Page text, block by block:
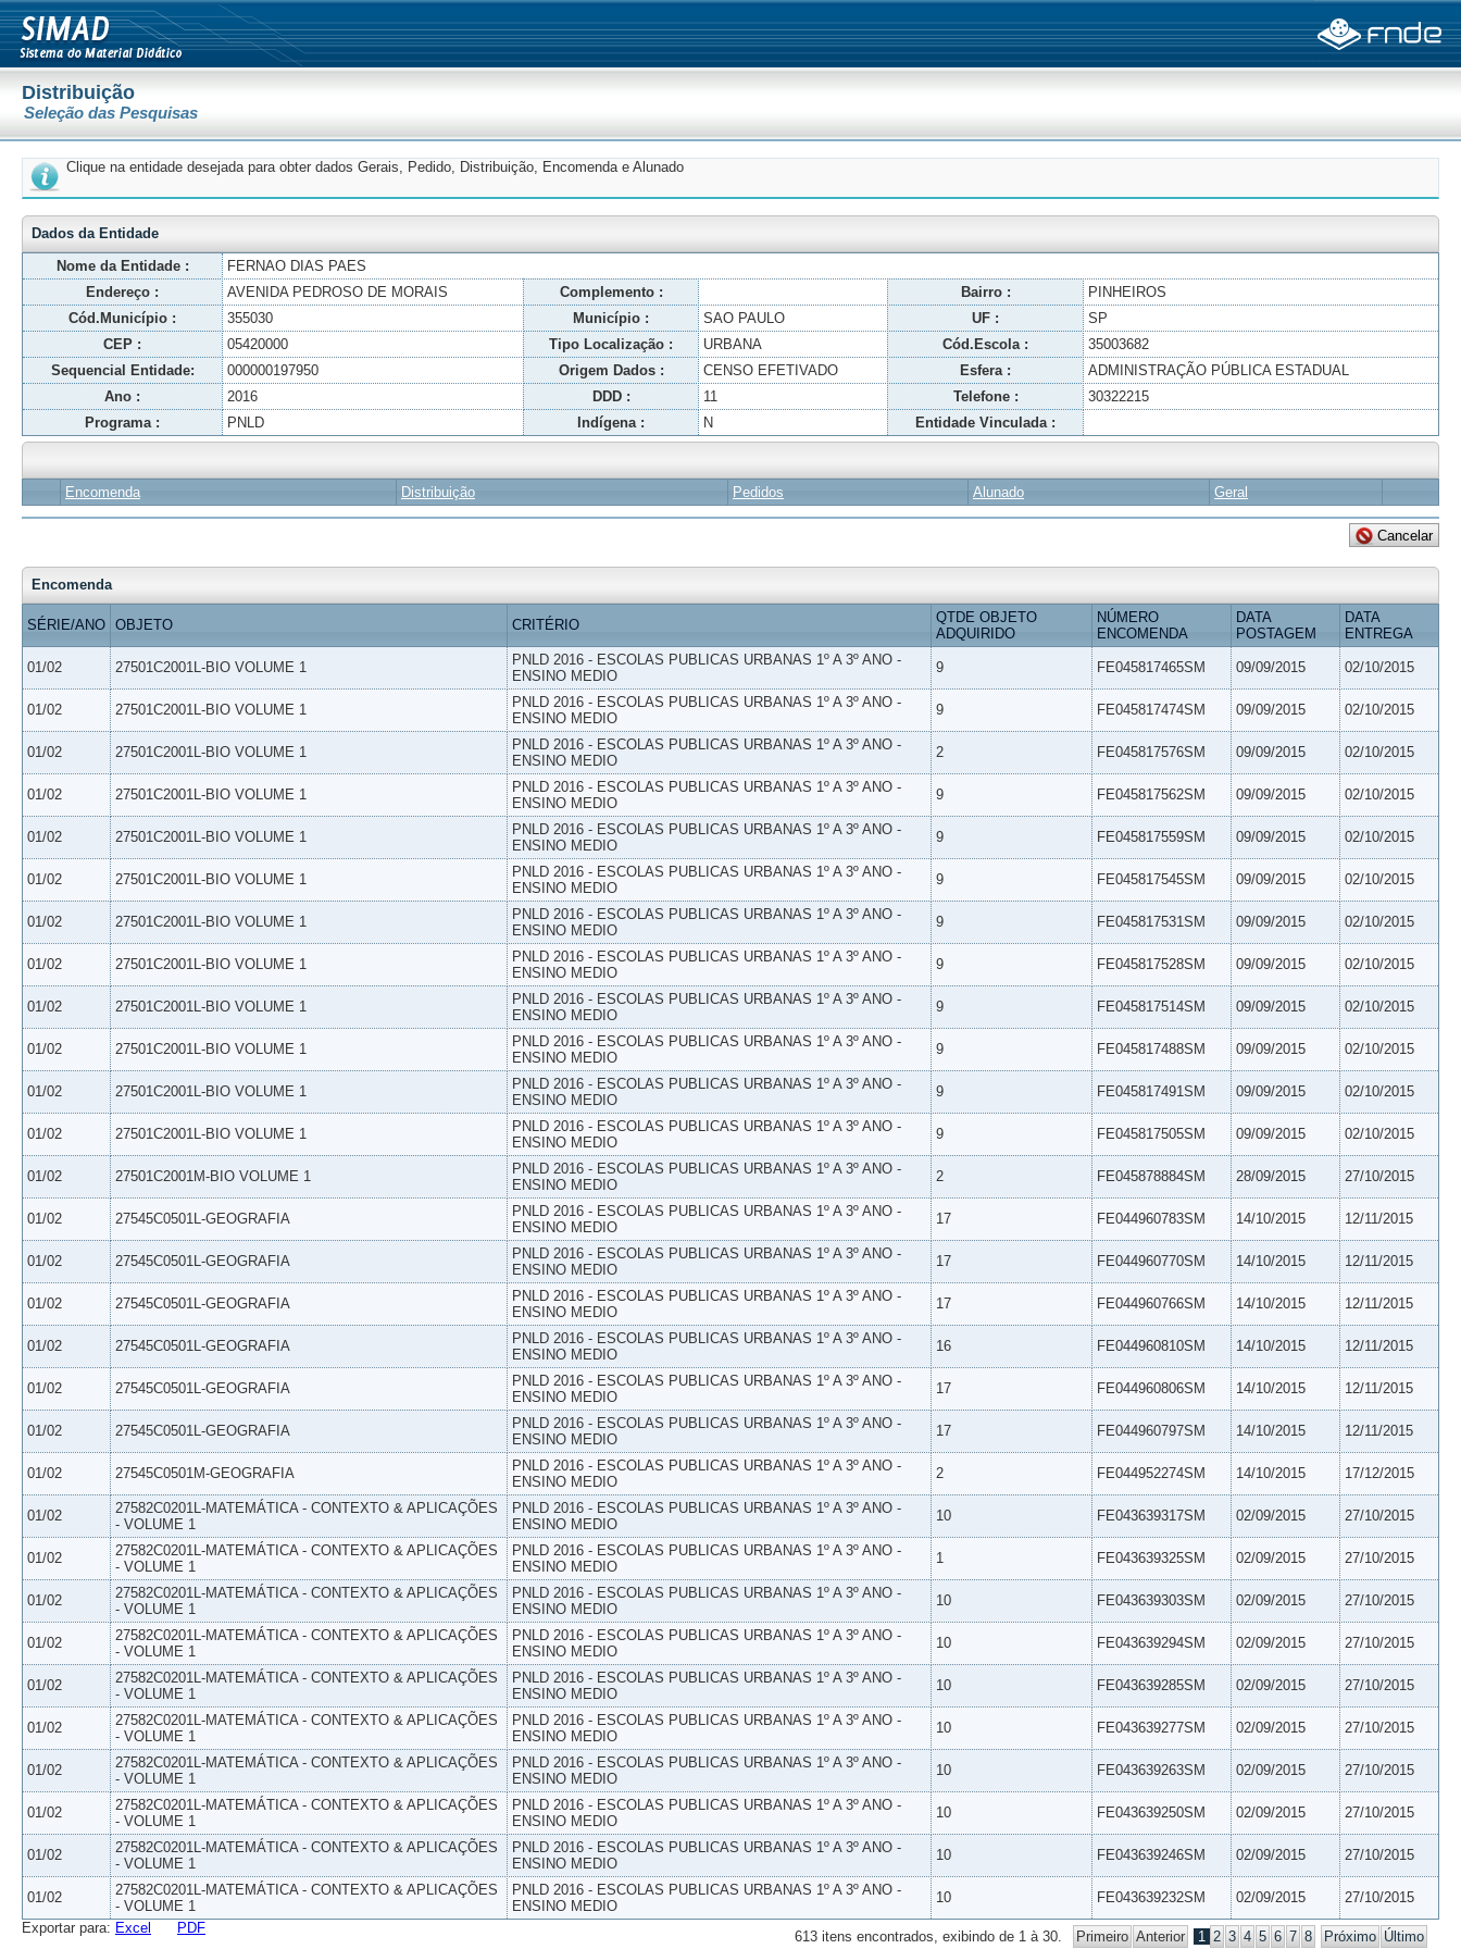
Distribuição
Seleção das Pesquisas
Clique na entidade desejada para obter dados Gerais, Pedido, Distribuição, Encomenda e Alunado
Dados da Entidade
Nome da Entidade :
FERNAO DIAS PAES
Endereço :
AVENIDA PEDROSO DE MORAIS Complemento : Bairro :
PINHEIROS
Cód.Município :
355030 Município : SAO PAULO UF :
SP
CEP :
05420000 Tipo Localização : URBANA Cód.Escola :
35003682
Sequencial Entidade:
000000197950 Origem Dados : CENSO EFETIVADO Esfera :
ADMINISTRAÇÃO PÚBLICA ESTADUAL
Ano :
2016 DDD : 11 Telefone :
30322215
Programa :
PNLD Indígena : N Entidade Vinculada :
Encomenda Distribuição Pedidos Alunado Geral
Encomenda
SÉRIE/ANO OBJETO CRITÉRIO
QTDE OBJETO
ADQUIRIDO
NÚMERO
ENCOMENDA
DATA
POSTAGEM
DATA
ENTREGA
01/02 27501C2001L-BIO VOLUME 1
PNLD 2016 - ESCOLAS PUBLICAS URBANAS 1º A 3º ANO -
ENSINO MEDIO
9 FE045817465SM 09/09/2015 02/10/2015
01/02 27501C2001L-BIO VOLUME 1
PNLD 2016 - ESCOLAS PUBLICAS URBANAS 1º A 3º ANO -
ENSINO MEDIO
9 FE045817474SM 09/09/2015 02/10/2015
01/02 27501C2001L-BIO VOLUME 1
PNLD 2016 - ESCOLAS PUBLICAS URBANAS 1º A 3º ANO -
ENSINO MEDIO
2 FE045817576SM 09/09/2015 02/10/2015
01/02 27501C2001L-BIO VOLUME 1
PNLD 2016 - ESCOLAS PUBLICAS URBANAS 1º A 3º ANO -
ENSINO MEDIO
9 FE045817562SM 09/09/2015 02/10/2015
01/02 27501C2001L-BIO VOLUME 1
PNLD 2016 - ESCOLAS PUBLICAS URBANAS 1º A 3º ANO -
ENSINO MEDIO
9 FE045817559SM 09/09/2015 02/10/2015
01/02 27501C2001L-BIO VOLUME 1
PNLD 2016 - ESCOLAS PUBLICAS URBANAS 1º A 3º ANO -
ENSINO MEDIO
9 FE045817545SM 09/09/2015 02/10/2015
01/02 27501C2001L-BIO VOLUME 1
PNLD 2016 - ESCOLAS PUBLICAS URBANAS 1º A 3º ANO -
ENSINO MEDIO
9 FE045817531SM 09/09/2015 02/10/2015
01/02 27501C2001L-BIO VOLUME 1
PNLD 2016 - ESCOLAS PUBLICAS URBANAS 1º A 3º ANO -
ENSINO MEDIO
9 FE045817528SM 09/09/2015 02/10/2015
01/02 27501C2001L-BIO VOLUME 1
PNLD 2016 - ESCOLAS PUBLICAS URBANAS 1º A 3º ANO -
ENSINO MEDIO
9 FE045817514SM 09/09/2015 02/10/2015
01/02 27501C2001L-BIO VOLUME 1
PNLD 2016 - ESCOLAS PUBLICAS URBANAS 1º A 3º ANO -
ENSINO MEDIO
9 FE045817488SM 09/09/2015 02/10/2015
01/02 27501C2001L-BIO VOLUME 1
PNLD 2016 - ESCOLAS PUBLICAS URBANAS 1º A 3º ANO -
ENSINO MEDIO
9 FE045817491SM 09/09/2015 02/10/2015
01/02 27501C2001L-BIO VOLUME 1
PNLD 2016 - ESCOLAS PUBLICAS URBANAS 1º A 3º ANO -
ENSINO MEDIO
9 FE045817505SM 09/09/2015 02/10/2015
01/02 27501C2001M-BIO VOLUME 1
PNLD 2016 - ESCOLAS PUBLICAS URBANAS 1º A 3º ANO -
ENSINO MEDIO
2 FE045878884SM 28/09/2015 27/10/2015
01/02 27545C0501L-GEOGRAFIA
PNLD 2016 - ESCOLAS PUBLICAS URBANAS 1º A 3º ANO -
ENSINO MEDIO
17 FE044960783SM 14/10/2015 12/11/2015
01/02 27545C0501L-GEOGRAFIA
PNLD 2016 - ESCOLAS PUBLICAS URBANAS 1º A 3º ANO -
ENSINO MEDIO
17 FE044960770SM 14/10/2015 12/11/2015
01/02 27545C0501L-GEOGRAFIA
PNLD 2016 - ESCOLAS PUBLICAS URBANAS 1º A 3º ANO -
ENSINO MEDIO
17 FE044960766SM 14/10/2015 12/11/2015
01/02 27545C0501L-GEOGRAFIA
PNLD 2016 - ESCOLAS PUBLICAS URBANAS 1º A 3º ANO -
ENSINO MEDIO
16 FE044960810SM 14/10/2015 12/11/2015
01/02 27545C0501L-GEOGRAFIA
PNLD 2016 - ESCOLAS PUBLICAS URBANAS 1º A 3º ANO -
ENSINO MEDIO
17 FE044960806SM 14/10/2015 12/11/2015
01/02 27545C0501L-GEOGRAFIA
PNLD 2016 - ESCOLAS PUBLICAS URBANAS 1º A 3º ANO -
ENSINO MEDIO
17 FE044960797SM 14/10/2015 12/11/2015
01/02 27545C0501M-GEOGRAFIA
PNLD 2016 - ESCOLAS PUBLICAS URBANAS 1º A 3º ANO -
ENSINO MEDIO
2 FE044952274SM 14/10/2015 17/12/2015
01/02
27582C0201L-MATEMÁTICA - CONTEXTO & APLICAÇÕES
- VOLUME 1
PNLD 2016 - ESCOLAS PUBLICAS URBANAS 1º A 3º ANO -
ENSINO MEDIO
10 FE043639317SM 02/09/2015 27/10/2015
01/02
27582C0201L-MATEMÁTICA - CONTEXTO & APLICAÇÕES
- VOLUME 1
PNLD 2016 - ESCOLAS PUBLICAS URBANAS 1º A 3º ANO -
ENSINO MEDIO
1 FE043639325SM 02/09/2015 27/10/2015
01/02
27582C0201L-MATEMÁTICA - CONTEXTO & APLICAÇÕES
- VOLUME 1
PNLD 2016 - ESCOLAS PUBLICAS URBANAS 1º A 3º ANO -
ENSINO MEDIO
10 FE043639303SM 02/09/2015 27/10/2015
01/02
27582C0201L-MATEMÁTICA - CONTEXTO & APLICAÇÕES
- VOLUME 1
PNLD 2016 - ESCOLAS PUBLICAS URBANAS 1º A 3º ANO -
ENSINO MEDIO
10 FE043639294SM 02/09/2015 27/10/2015
01/02
27582C0201L-MATEMÁTICA - CONTEXTO & APLICAÇÕES
- VOLUME 1
PNLD 2016 - ESCOLAS PUBLICAS URBANAS 1º A 3º ANO -
ENSINO MEDIO
10 FE043639285SM 02/09/2015 27/10/2015
01/02
27582C0201L-MATEMÁTICA - CONTEXTO & APLICAÇÕES
- VOLUME 1
PNLD 2016 - ESCOLAS PUBLICAS URBANAS 1º A 3º ANO -
ENSINO MEDIO
10 FE043639277SM 02/09/2015 27/10/2015
01/02
27582C0201L-MATEMÁTICA - CONTEXTO & APLICAÇÕES
- VOLUME 1
PNLD 2016 - ESCOLAS PUBLICAS URBANAS 1º A 3º ANO -
ENSINO MEDIO
10 FE043639263SM 02/09/2015 27/10/2015
01/02
27582C0201L-MATEMÁTICA - CONTEXTO & APLICAÇÕES
- VOLUME 1
PNLD 2016 - ESCOLAS PUBLICAS URBANAS 1º A 3º ANO -
ENSINO MEDIO
10 FE043639250SM 02/09/2015 27/10/2015
01/02
27582C0201L-MATEMÁTICA - CONTEXTO & APLICAÇÕES
- VOLUME 1
PNLD 2016 - ESCOLAS PUBLICAS URBANAS 1º A 3º ANO -
ENSINO MEDIO
10 FE043639246SM 02/09/2015 27/10/2015
01/02
27582C0201L-MATEMÁTICA - CONTEXTO & APLICAÇÕES
- VOLUME 1
PNLD 2016 - ESCOLAS PUBLICAS URBANAS 1º A 3º ANO -
ENSINO MEDIO
10 FE043639232SM 02/09/2015 27/10/2015
613 itens encontrados, exibindo de 1 à 30. Primeiro Anterior 1 2 3 4 5 6 7 8 Próximo Último
Exportar para: Excel PDF